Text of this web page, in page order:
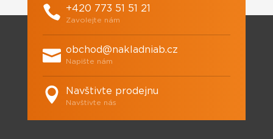
+420 773 51 51 21
Zavolejte nám
obchod@nakladniab.cz
Napište nám
Navštivte prodejnu
Navštivte nás